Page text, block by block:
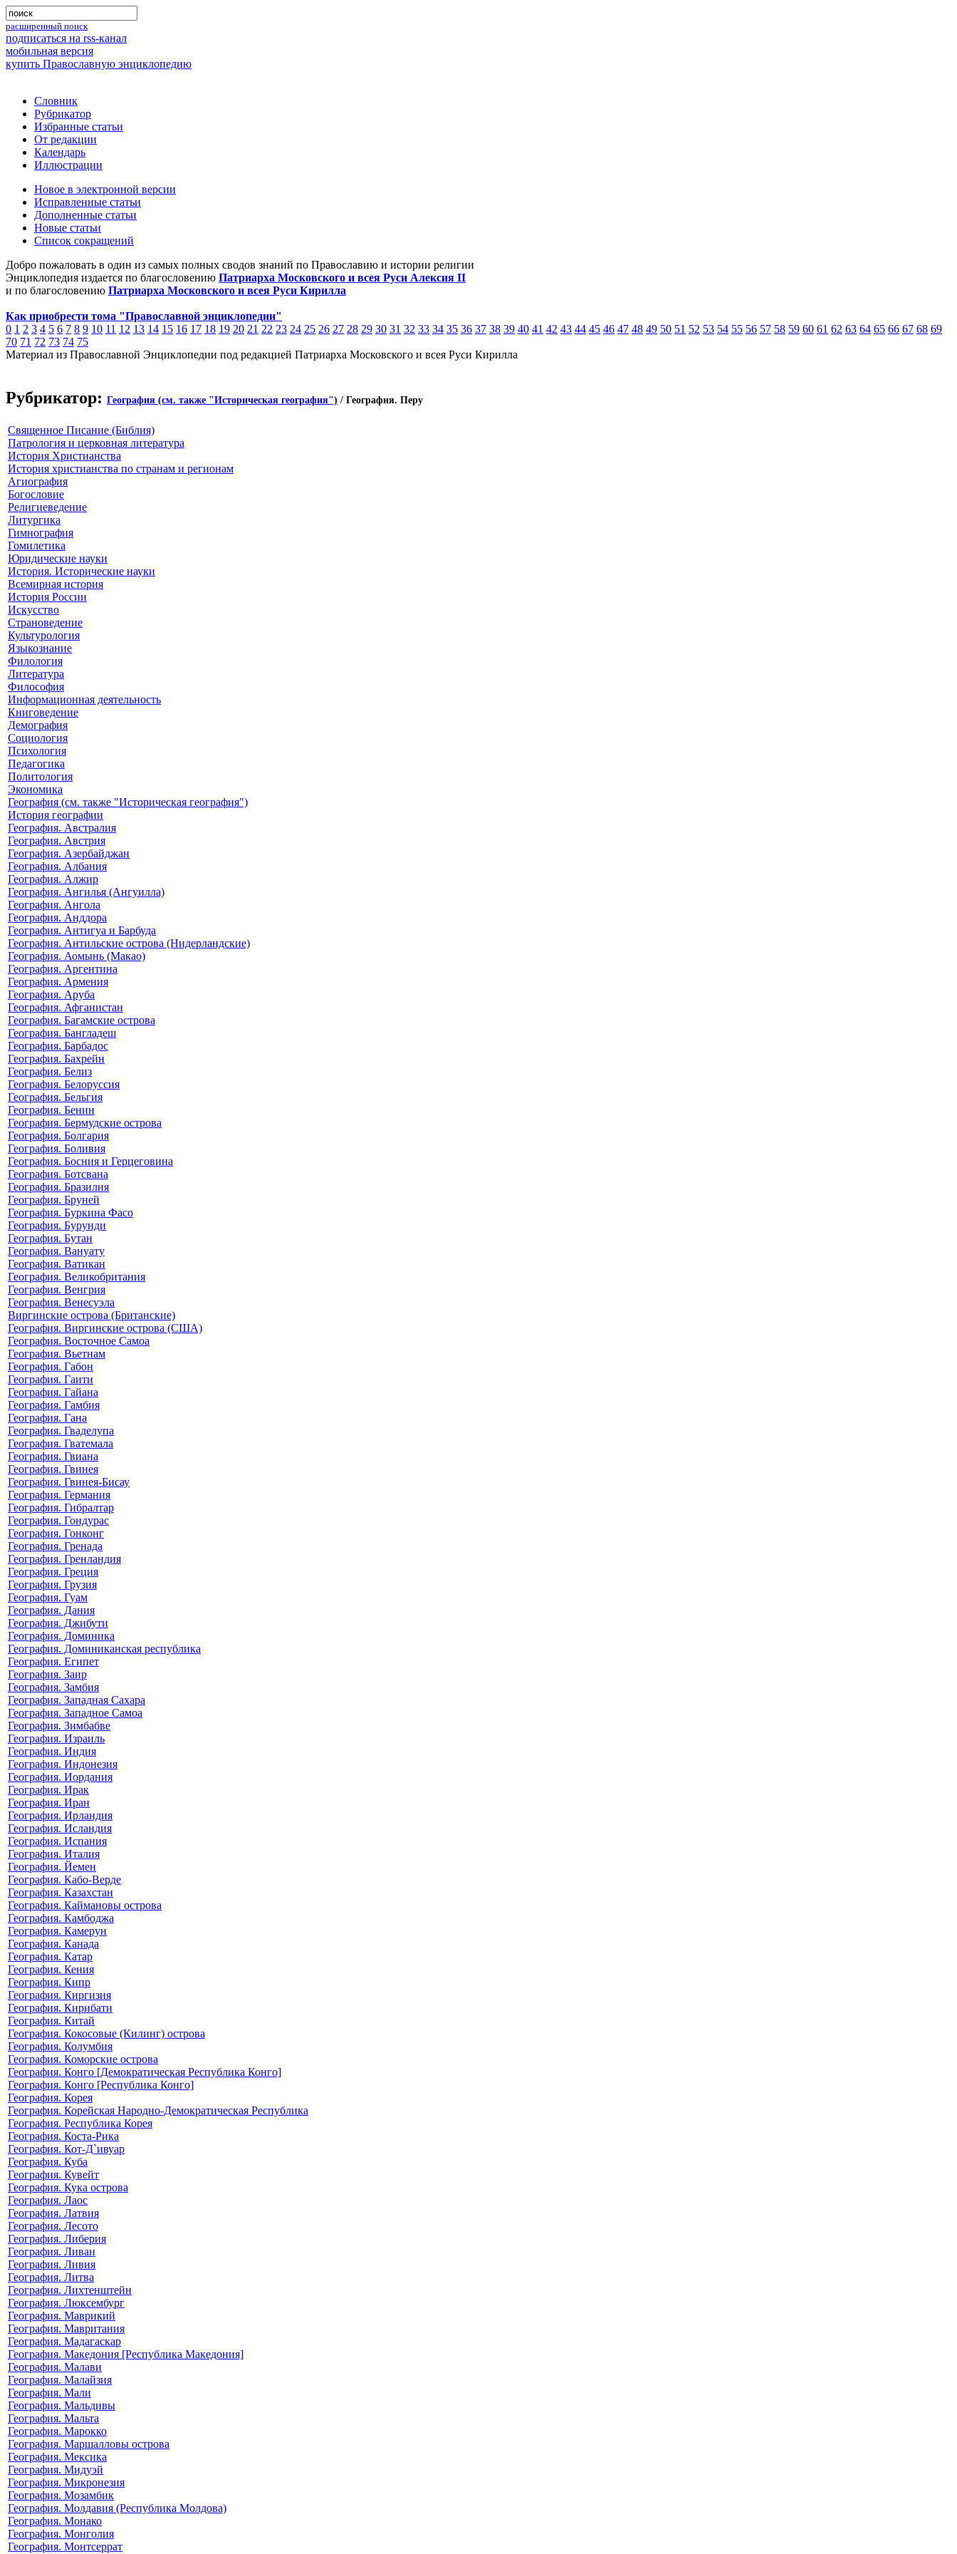
расширенный поиск
подписаться на rss-канал
мобильная версия
купить Православную энциклопедию
Словник
Рубрикатор
Избранные статьи
От редакции
Календарь
Иллюстрации
Новое в электронной версии
Исправленные статьи
Дополненные статьи
Новые статьи
Список сокращений
Добро пожаловать в один из самых полных сводов знаний по Православию и истории религии
Энциклопедия издается по благословению Патриарха Московского и всея Руси Алексия II
и по благословению Патриарха Московского и всея Руси Кирилла
Как приобрести тома "Православной энциклопедии"
0 1 2 3 4 5 6 7 8 9 10 11 12 13 14 15 16 17 18 19 20 21 22 23 24 25 26 27 28 29 30 31 32 33 34 35 36 37 38 39 40 41 42 43 44 45 46 47 48 49 50 51 52 53 54 55 56 57 58 59 60 61 62 63 64 65 66 67 68 69
70 71 72 73 74 75
Материал из Православной Энциклопедии под редакцией Патриарха Московского и всея Руси Кирилла
Рубрикатор: География (см. также "Историческая география") / География. Перу
Священное Писание (Библия)
Патрология и церковная литература
История Христианства
История христианства по странам и регионам
Агиография
Богословие
Религиеведение
Литургика
Гимнография
Гомилетика
Юридические науки
История. Исторические науки
Всемирная история
История России
Искусство
Страноведение
Культурология
Языкознание
Филология
Литература
Философия
Информационная деятельность
Книговедение
Демография
Социология
Психология
Педагогика
Политология
Экономика
География (см. также "Историческая география")
История географии
География. Австралия
География. Австрия
География. Азербайджан
География. Албания
География. Алжир
География. Ангилья (Ангуилла)
География. Ангола
География. Анддора
География. Антигуа и Барбуда
География. Антильские острова (Нидерландские)
География. Аомынь (Макао)
География. Аргентина
География. Армения
География. Аруба
География. Афганистан
География. Багамские острова
География. Бангладеш
География. Барбадос
География. Бахрейн
География. Белиз
География. Белоруссия
География. Бельгия
География. Бенин
География. Бермудские острова
География. Болгария
География. Боливия
География. Босния и Герцеговина
География. Ботсвана
География. Бразилия
География. Бруней
География. Буркина Фасо
География. Бурунди
География. Бутан
География. Вануату
География. Ватикан
География. Великобритания
География. Венгрия
География. Венесуэла
Виргинские острова (Британские)
География. Виргинские острова (США)
География. Восточное Самоа
География. Вьетнам
География. Габон
География. Гаити
География. Гайана
География. Гамбия
География. Гана
География. Гваделупа
География. Гватемала
География. Гвиана
География. Гвинея
География. Гвинея-Бисау
География. Германия
География. Гибралтар
География. Гондурас
География. Гонконг
География. Гренада
География. Гренландия
География. Греция
География. Грузия
География. Гуам
География. Дания
География. Джибути
География. Доминика
География. Доминиканская республика
География. Египет
География. Заир
География. Замбия
География. Западная Сахара
География. Западное Самоа
География. Зимбабве
География. Израиль
География. Индия
География. Индонезия
География. Иордания
География. Ирак
География. Иран
География. Ирландия
География. Исландия
География. Испания
География. Италия
География. Йемен
География. Кабо-Верде
География. Казахстан
География. Каймановы острова
География. Камбоджа
География. Камерун
География. Канада
География. Катар
География. Кения
География. Кипр
География. Киргизия
География. Кирибати
География. Китай
География. Кокосовые (Килинг) острова
География. Колумбия
География. Коморские острова
География. Конго [Демократическая Республика Конго]
География. Конго [Республика Конго]
География. Корея
География. Корейская Народно-Демократическая Республика
География. Республика Корея
География. Коста-Рика
География. Кот-Д`ивуар
География. Куба
География. Кувейт
География. Кука острова
География. Лаос
География. Латвия
География. Лесото
География. Либерия
География. Ливан
География. Ливия
География. Литва
География. Лихтенштейн
География. Люксембург
География. Маврикий
География. Мавритания
География. Мадагаскар
География. Македония [Республика Македония]
География. Малави
География. Малайзия
География. Мали
География. Мальдивы
География. Мальта
География. Марокко
География. Маршалловы острова
География. Мексика
География. Мидуэй
География. Микронезия
География. Мозамбик
География. Молдавия (Республика Молдова)
География. Монако
География. Монголия
География. Монтсеррат